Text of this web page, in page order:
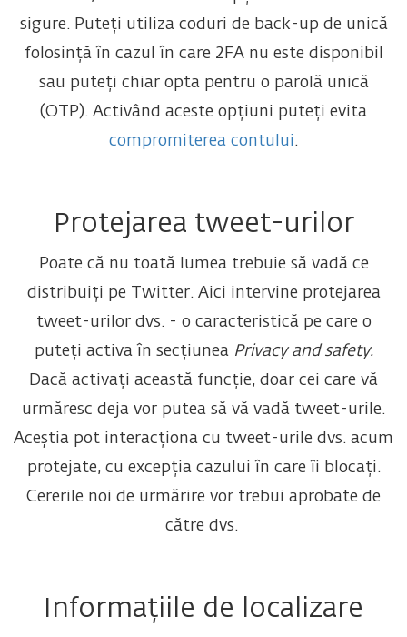
sigure. Puteți utiliza coduri de back-up de unică
folosință în cazul în care 2FA nu este disponibil
sau puteți chiar opta pentru o parolă unică
(OTP). Activând aceste opțiuni puteți evita
compromiterea contului.
Protejarea tweet-urilor
Poate că nu toată lumea trebuie să vadă ce
distribuiți pe Twitter. Aici intervine protejarea
tweet-urilor dvs. - o caracteristică pe care o
puteți activa în secțiunea Privacy and safety.
Dacă activați această funcție, doar cei care vă
urmăresc deja vor putea să vă vadă tweet-urile.
Aceștia pot interacționa cu tweet-urile dvs. acum
protejate, cu excepția cazului în care îi blocați.
Cererile noi de urmărire vor trebui aprobate de
către dvs.
Informațiile de localizare